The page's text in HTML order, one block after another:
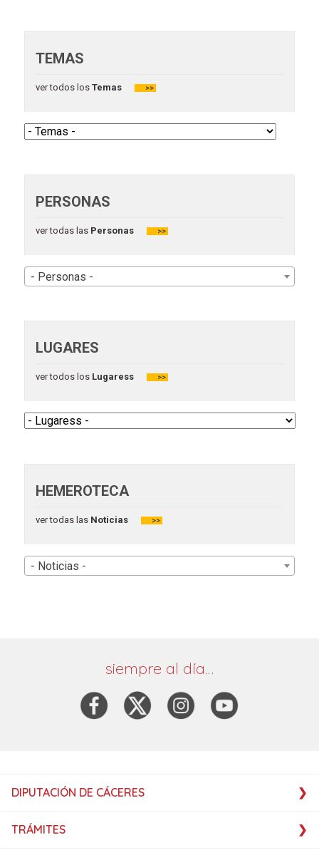
TEMAS
ver todos losTemas >>
PERSONAS
ver todas lasPersonas >>
- Personas -
LUGARES
ver todos losLugaress >>
HEMEROTECA
ver todas lasNoticias >>
- Noticias -
siempre al día…
DIPUTACIÓN DE CÁCERES
TRÁMITES